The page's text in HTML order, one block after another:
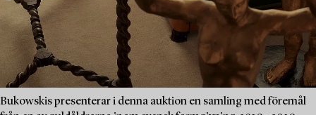
Bukowskis presenterar i denna auktion en samling med föremål